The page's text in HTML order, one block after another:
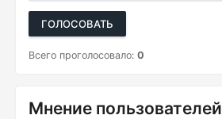
ГОЛОСОВАТЬ
Всего проголосовало: 0
Мнение пользователей